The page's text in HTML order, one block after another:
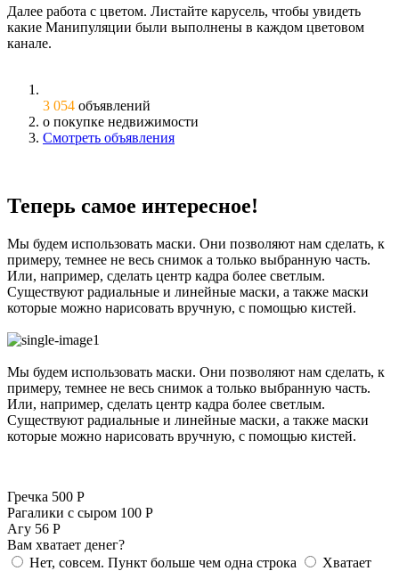
Далее работа с цветом. Листайте карусель, чтобы увидеть
какие Манипуляции были выполнены в каждом цветовом
канале.
3 054 объявлений
о покупке недвижимости
Смотреть объявления
Теперь самое интересное!
Мы будем использовать маски. Они позволяют нам сделать, к
примеру, темнее не весь снимок а только выбранную часть.
Или, например, сделать центр кадра более светлым.
Существуют радиальные и линейные маски, а также маски
которые можно нарисовать вручную, с помощью кистей.
Мы будем использовать маски. Они позволяют нам сделать, к
примеру, темнее не весь снимок а только выбранную часть.
Или, например, сделать центр кадра более светлым.
Существуют радиальные и линейные маски, а также маски
которые можно нарисовать вручную, с помощью кистей.
Гречка 500 Р
Рагалики с сыром 100 Р
Агу 56 Р
Вам хватает денег?
Нет, совсем. Пункт больше чем одна строка
Хватает